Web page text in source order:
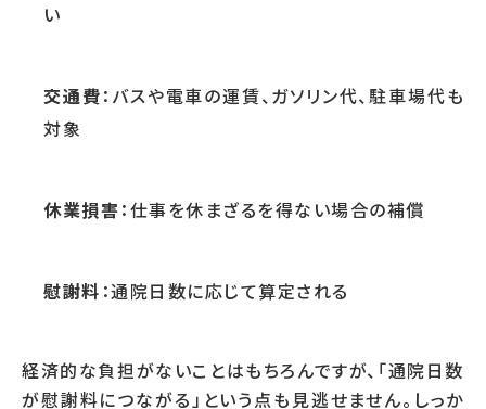
い
交通費：バスや電車の運賃、ガソリン代、駐車場代も
対象
休業損害：仕事を休まざるを得ない場合の補償
慰謝料 ：通院日数に応じて算定される
経済的な負担がないことはもちろんですが、「通院日数
が慰謝料につながる」という点も見逃せません。しっか